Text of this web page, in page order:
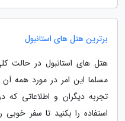
برترین هتل های استانبول
هتل های استانبول در حالت
مسلما این امر در مورد همه
تجربه دیگران و اطلاعاتی که
استفاده را بکنید تا سفر